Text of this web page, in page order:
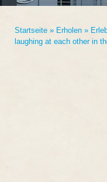
Startseite» Erholen»
laughing at each other in